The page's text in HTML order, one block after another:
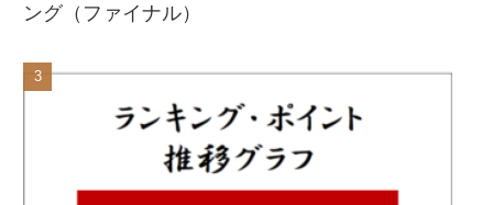
ング（ファイナル）